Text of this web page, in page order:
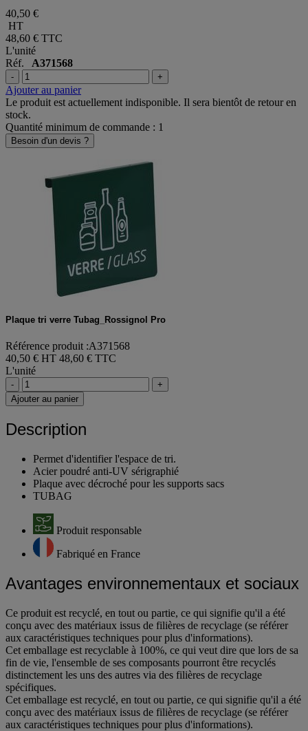
40,50 €
HT
48,60 € TTC
L'unité
Réf. A371568
- +
Ajouter au panier
Le produit est actuellement indisponible. Il sera bientôt de retour en
stock.
Quantité minimum de commande : 1
Besoin d'un devis ?
Plaque tri verre Tubag_Rossignol Pro
Référence produit :A371568
40,50 € HT 48,60 € TTC
L'unité
-
+
Ajouter au panier
Description
Permet d'identifier l'espace de tri.
Acier poudré anti-UV sérigraphié
Plaque avec décroché pour les supports sacs
TUBAG
Produit responsable
Fabriqué en France
Avantages environnementaux et sociaux
Ce produit est recyclé, en tout ou partie, ce qui signifie qu'il a été
conçu avec des matériaux issus de filières de recyclage (se référer
aux caractéristiques techniques pour plus d'informations).
Cet emballage est recyclable à 100%, ce qui veut dire que lors de sa
fin de vie, l'ensemble de ses composants pourront être recyclés
distinctement les uns des autres via des filières de recyclage
spécifiques.
Cet emballage est recyclé, en tout ou partie, ce qui signifie qu'il a été
conçu avec des matériaux issus de filières de recyclage (se référer
aux caractéristiques techniques pour plus d'informations).